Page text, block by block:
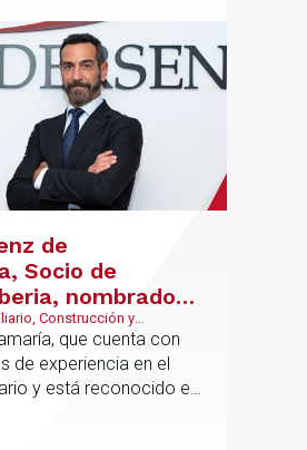
de
Socio de
nombrado
de
de Andersen
Construcción y
Real Estate
que cuenta con
de experiencia en el
y está reconocido en